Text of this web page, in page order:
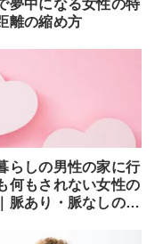
夢中になる女性の特
離の縮め方
らしの男性の家に行
何もされない女性の
脈あり・脈なしの見